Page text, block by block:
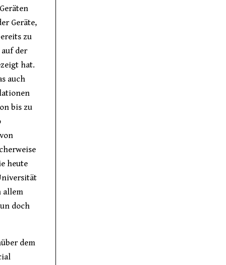
Geräte,
zu
der
hat.
auch
bis zu
heute
allem
doch
dem